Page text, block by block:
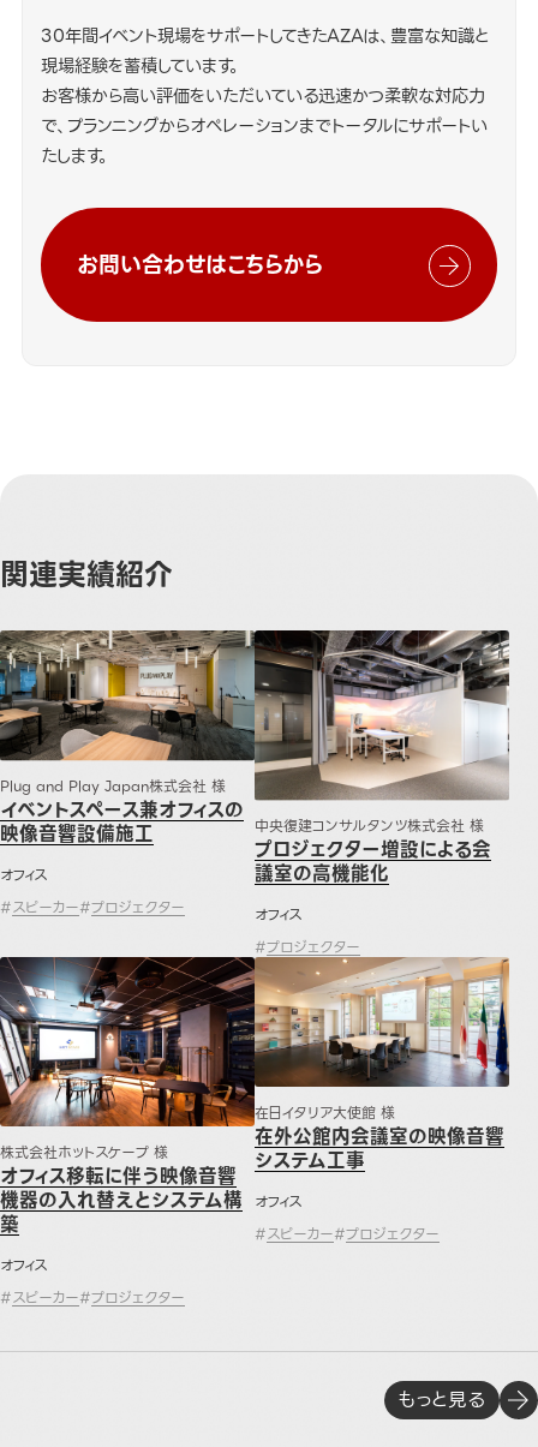
30年間イベント現場をサポートしてきたAZAは、豊富な知識と
現場経験を蓄積しています。
お客様から高い評価をいただいている迅速かつ柔軟な対応力
で、プランニングからオペレーションまでトータルにサポートい
たします。
お問い合わせはこちらから
関連実績紹介
イベントスペース兼オフィスの映像音響設備施工
Plug and Play Japan株式会社 様
イベントスペース兼オフィスの
映像音響設備施工
オフィス
#スピーカー#プロジェクター
プロジェクター増設による会議
中央復建コンサルタンツ株式会社 様
プロジェクター増設による会
議室の高機能化
オフィス
#プロジェクター
オフィス移転に伴う映像音響機器の入れ替えとシステム構築
株式会社ホットスケープ 様
オフィス移転に伴う映像音響
機器の入れ替えとシステム構
築
オフィス
#スピーカー#プロジェクター
在外公館内会議室の映像音響シ
在日イタリア大使館 様
在外公館内会議室の映像音響
システム工事
オフィス
#スピーカー#プロジェクター
もっと見る